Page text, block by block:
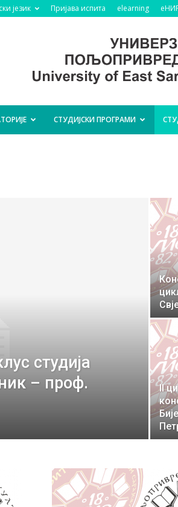
језик Пријава испита elearning
СТУДИЈСКИ ПРОГРАМИ
студија
– проф.
II